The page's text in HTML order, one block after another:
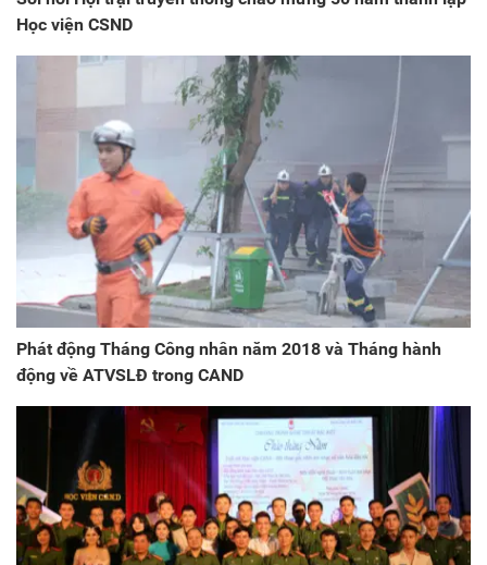
Học viện CSND
Phát động Tháng Công nhân năm 2018 và Tháng hành
động về ATVSLĐ trong CAND